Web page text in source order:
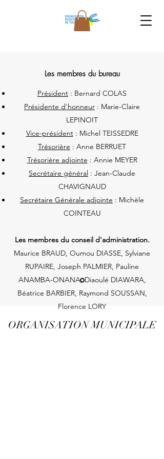
Les membres du bureau
Président : Bernard COLAS
Présidente d'honneur : Marie-Claire
LEPINOIT
Vice-président: Michel TEISSEDRE
Trésorière : Anne BERRUET
Trésorière adjointe : Annie MEYER
Secrétaire général : Jean-Claude
CHAVIGNAUD
Secrétaire Générale adjointe : Michèle
COINTEAU
Les membres du conseil d'administration.
Maurice BRAUD, Oumou DIASSE, Sylviane
RUPAIRE, Joseph PALMIER, Pauline
ANAMBA-ONANA, Diaoulé DIAWARA,
Béatrice BARBIER, Raymond SOUSSAN,
Florence LORY
ORGANISATION MUNICIPALE